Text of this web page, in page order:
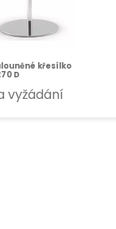
křesílko
D
vyžádání